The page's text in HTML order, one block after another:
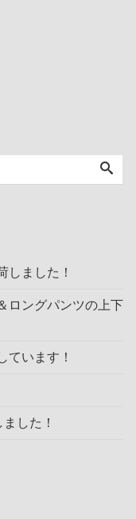
しました！
ロングパンツの上下
ています！
した！